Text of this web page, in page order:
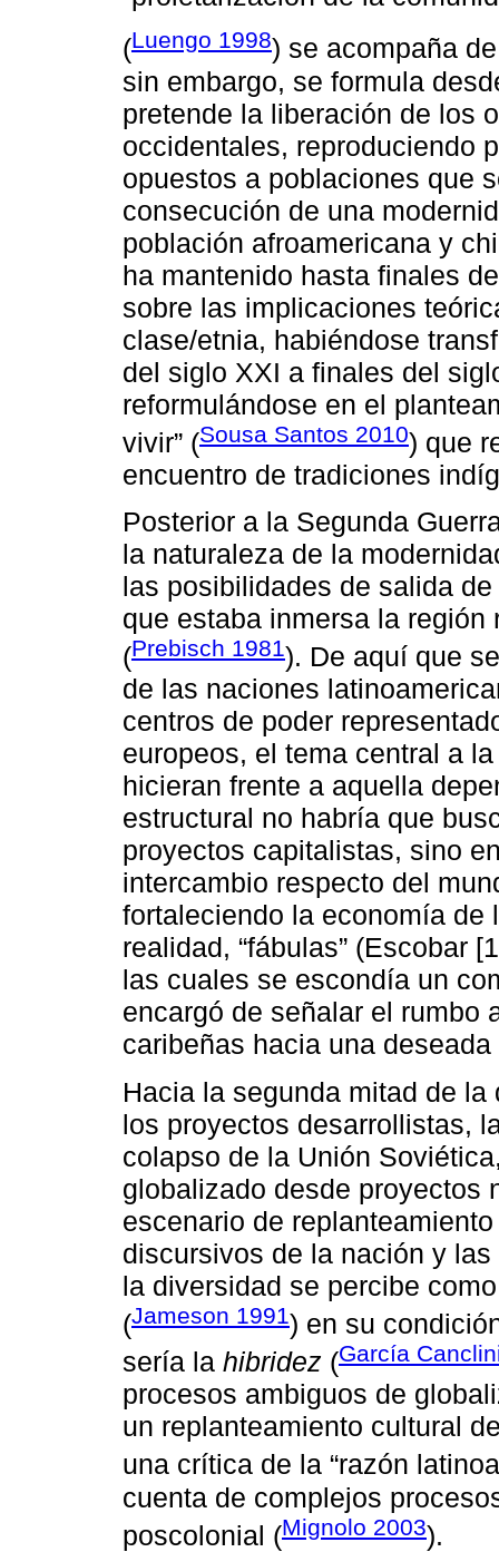
(Luengo 1998) se acompaña
sin embargo, se formula
pretende la liberación de los
occidentales, reproduciendo
opuestos a poblaciones que
consecución de una
población afroamericana y
ha mantenido hasta finales
sobre las implicaciones
clase/etnia, habiéndose
del siglo XXI a finales del
reformulándose en el
vivir” (Sousa Santos 2010) que
encuentro de tradiciones
Posterior a la Segunda
la naturaleza de la
las posibilidades de salida
que estaba inmersa la región
(Prebisch 1981). De aquí que
de las naciones
centros de poder
europeos, el tema central a
hicieran frente a aquella
estructural no habría que
proyectos capitalistas, sino
intercambio respecto del
fortaleciendo la economía de
realidad, “fábulas” (Escobar
las cuales se escondía un
encargó de señalar el rumbo
caribeñas hacia una
Hacia la segunda mitad de
los proyectos desarrollistas,
colapso de la Unión
globalizado desde proyectos
escenario de
discursivos de la nación y
la diversidad se percibe
(Jameson 1991) en su
sería la hibridez (García
procesos ambiguos de
un replanteamiento cultural
una crítica de la “razón
cuenta de complejos
poscolonial (Mignolo 2003).